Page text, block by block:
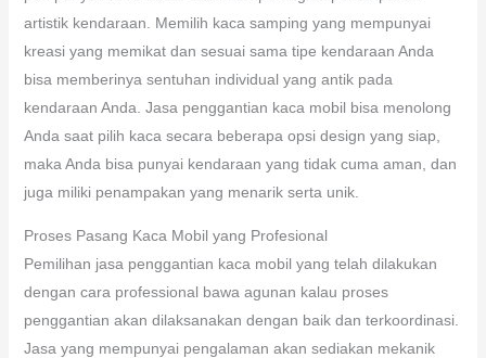
artistik kendaraan. Memilih kaca samping yang mempunyai
kreasi yang memikat dan sesuai sama tipe kendaraan Anda
bisa memberinya sentuhan individual yang antik pada
kendaraan Anda. Jasa penggantian kaca mobil bisa menolong
Anda saat pilih kaca secara beberapa opsi design yang siap,
maka Anda bisa punyai kendaraan yang tidak cuma aman, dan
juga miliki penampakan yang menarik serta unik.
Proses Pasang Kaca Mobil yang Profesional
Pemilihan jasa penggantian kaca mobil yang telah dilakukan
dengan cara professional bawa agunan kalau proses
penggantian akan dilaksanakan dengan baik dan terkoordinasi.
Jasa yang mempunyai pengalaman akan sediakan mekanik